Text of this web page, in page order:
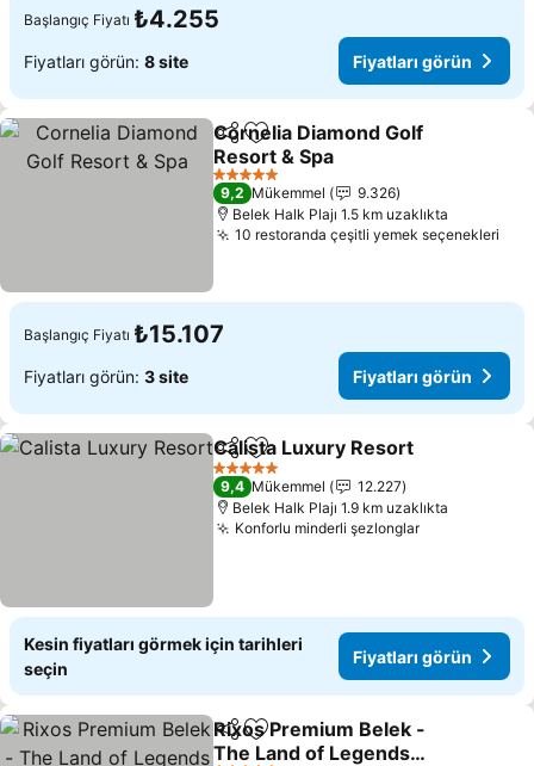
Başlangıç Fiyatı ₺4.255
Fiyatları görün: 8 site Fiyatları görün
PaylaşFavorilerime ekle
Cornelia Diamond Golf
Resort & Spa
Fiyatları görün
5 Yıldız
9,2 Mükemmel
9.326
Belek Halk Plajı 1.5 km uzaklıkta
10 restoranda çeşitli yemek seçenekleri
Başlangıç Fiyatı ₺15.107
Fiyatları görün: 3 site Fiyatları görün
PaylaşFavorilerime ekle
Calista Luxury Resort
5 Yıldız
9,4 Mükemmel
12.227
Belek Halk Plajı 1.9 km uzaklıkta
Konforlu minderli şezlonglarFiyatları
Kesin fiyatları görmek için tarihleri
seçin
Fiyatları görün
PaylaşFavorilerime ekle
Rixos Premium Belek -
The Land of Legends